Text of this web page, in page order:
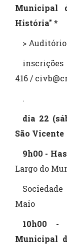
Municipal
História" *
>
416 /
.
dia 22
São Vicente
9h00 -
Largo do
Maio
10h00 -
Municipal